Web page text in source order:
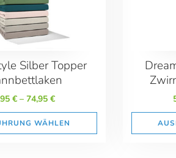
Silber Topper
€ –74,95€
WÄHLEN